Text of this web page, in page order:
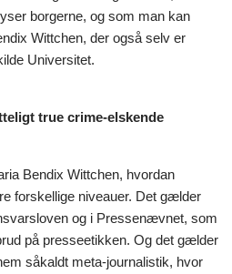
borgerne, og som man kan
Wittchen, der også selv er
Universitet.
true crime-elskende
Bendix Wittchen, hvordan
forskellige niveauer. Det gælder
og i Pressenævnet, som
på presseetikken. Og det gælder
såkaldt meta-journalistik, hvor